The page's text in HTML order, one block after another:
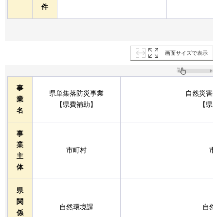
件
画面サイズで表示
事
業
名
県単集落防災事業
【県費補助】
自然災害
【県
事
業
主
体
市町村 市
県
関
係
自然環境課 自